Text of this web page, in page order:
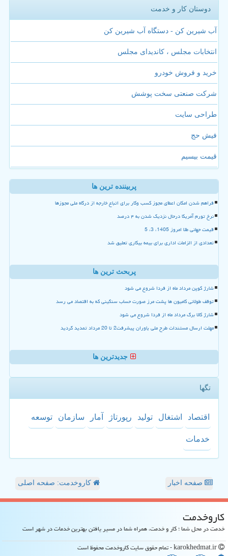
دوستان کار و خدمت
آب شیرین کن - دستگاه آب شیرین کن
انتخابات مجلس ، کاندیدای مجلس
خرید و فروش خودرو
شرکت صنعتی سخت پوشش
طراحی سایت
فیش حج
قیمت بیسیم
پربیننده ترین ها
فراهم شدن امکان اعطای مجوز کسب وکار برای اتباع خارجه از درگاه ملی مجوزها
نرخ تورم آمریکا درحال نزدیک شدن به ۴ درصد
قیمت جهانی طلا امروز 1405، 3، 5
تعدادی از الزامات اداری برای بیمه بیکاری تعلیق شد
پربحث ترین ها
شارژ کوپن مرداد ماه از فردا شروع می شود
توقف طولانی کامیون ها پشت مرز صورت حساب سنگینی که به اقتصاد می رسد
شارژ کالا برگ مرداد ماه از فردا شروع می شود
مهلت ارسال مستندات طرح ملی یاوران پیشرفت2 تا 20 مرداد تمدید گردید
جدیدترین ها
تگها
اقتصاد اشتغال تولید رپورتاژ آمار سازمان توسعه
خدمات
صفحه اخبار کاروخدمت: صفحه اصلی
كاروخدمت
خدمت در محل شما ؛ کار و خدمت، همراه شما در مسیر یافتن بهترین خدمات در شهر است